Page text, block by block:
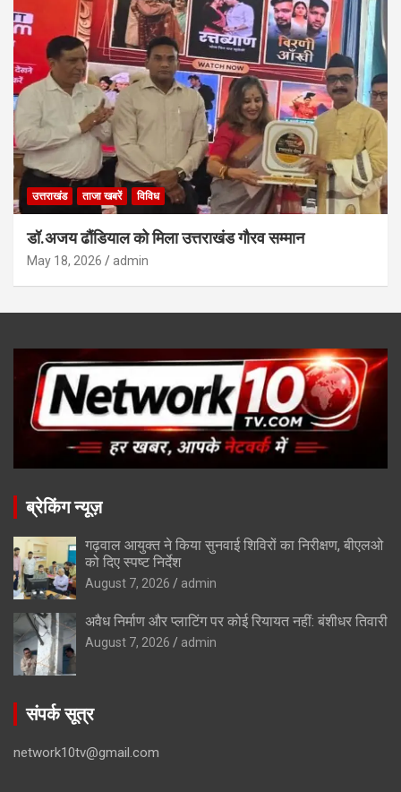
उत्तराखंड ताजा खबरें विविध
डॉ.अजय ढौंडियाल को मिला उत्तराखंड गौरव सम्मान
May 18, 2026 admin
ब्रेकिंग न्यूज़
गढ़वाल आयुक्त ने किया सुनवाई शिविरों का निरीक्षण, बीएलओ
को दिए स्पष्ट निर्देश
August 7, 2026 admin
अवैध निर्माण और प्लाटिंग पर कोई रियायत नहीं: बंशीधर तिवारी
August 7, 2026 admin
संपर्क सूत्र
network10tv@gmail.com